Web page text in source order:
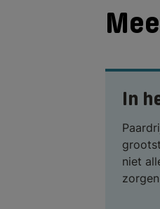
In
niet